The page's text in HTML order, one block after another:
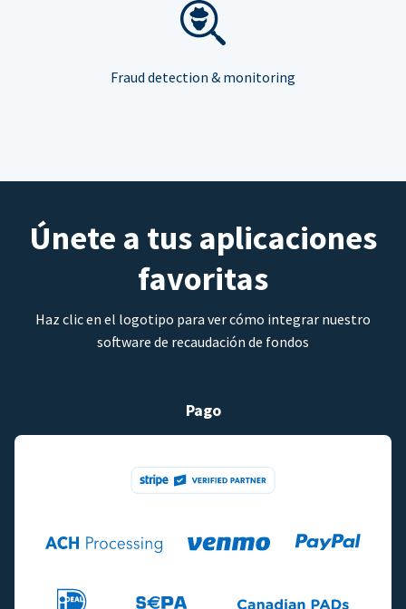
Fraud detection & monitoring
Únete a tus aplicaciones
favoritas
Haz clic en el logotipo para ver cómo integrar nuestro
software de recaudación de fondos
Pago